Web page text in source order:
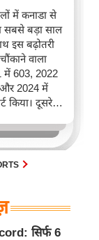
में कनाडा से
सबसे बड़ा साल
इस बढ़ोतरी
वाला
में 603, 2022
2024 में
किया। दूसरे
की पहली
को वापस भेजा
सिर्फ 6